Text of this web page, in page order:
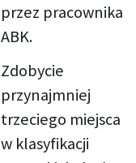
przez pracownika
ABK.
Zdobycie
przynajmniej
trzeciego miejsca
w klasyfikacji